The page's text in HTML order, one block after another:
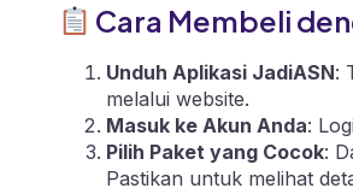
Cara Membeli
Unduh Aplikasi JadiASN:
melalui website.
Masuk ke Akun Anda:
Pilih Paket yang Cocok:
Pastikan untuk melihat